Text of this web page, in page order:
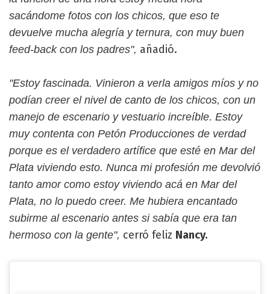
sacándome fotos con los chicos, que eso te
devuelve mucha alegría y ternura, con muy buen
feed-back con los padres", añadió.
"Estoy fascinada. Vinieron a verla amigos míos y no
podían creer el nivel de canto de los chicos, con un
manejo de escenario y vestuario increíble. Estoy
muy contenta con Petón Producciones de verdad
porque es el verdadero artífice que esté en Mar del
Plata viviendo esto. Nunca mi profesión me devolvió
tanto amor como estoy viviendo acá en Mar del
Plata, no lo puedo creer. Me hubiera encantado
subirme al escenario antes si sabía que era tan
hermoso con la gente", cerró feliz Nancy.